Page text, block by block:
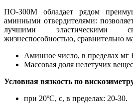
ПО-300М обладает рядом
аминными отвердителями:
лучшими эластическими
жизнеспособностью, сравнительно
Аминное число, в пределах
Массовая доля нелетучих
Условная вязкость по
при 20ºС, с, в пределах: 20-30.